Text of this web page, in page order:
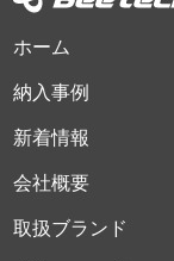
ホーム
納入事例
新着情報
会社概要
取扱ブランド